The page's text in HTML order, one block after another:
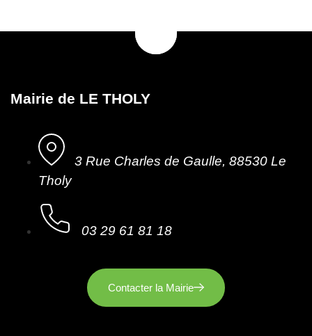
Mairie de LE THOLY
3 Rue Charles de Gaulle, 88530 Le
Tholy
03 29 61 81 18
Contacter la Mairie